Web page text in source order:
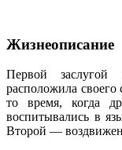
Жизнеописание
Первой
расположила своего
то время, когда
воспитывались в
Второй —